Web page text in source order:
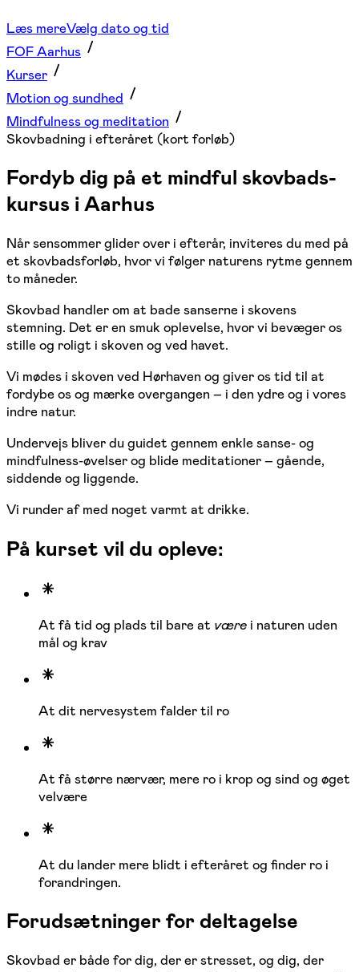
Læs mereVælg dato og tid
FOF Aarhus
Kurser
Motion og sundhed
Mindfulness og meditation
Skovbadning i efteråret (kort forløb)
Fordyb dig på et mindful skovbads-
kursus i Aarhus
Når sensommer glider over i efterår, inviteres du med på
et skovbadsforløb, hvor vi følger naturens rytme gennem
to måneder.
Skovbad handler om at bade sanserne i skovens
stemning. Det er en smuk oplevelse, hvor vi bevæger os
stille og roligt i skoven og ved havet.
Vi mødes i skoven ved Hørhaven og giver os tid til at
fordybe os og mærke overgangen – i den ydre og i vores
indre natur.
Undervejs bliver du guidet gennem enkle sanse- og
mindfulness-øvelser og blide meditationer – gående,
siddende og liggende.
Vi runder af med noget varmt at drikke.
På kurset vil du opleve:
At få tid og plads til bare at være i naturen uden
mål og krav
At dit nervesystem falder til ro
At få større nærvær, mere ro i krop og sind og øget
velvære
At du lander mere blidt i efteråret og finder ro i
forandringen.
Forudsætninger for deltagelse
Skovbad er både for dig, der er stresset, og dig, der